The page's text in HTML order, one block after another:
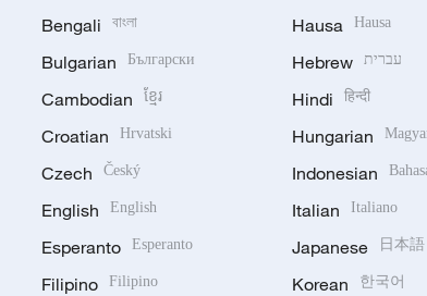
Bengali বাংলা
Bulgarian Български
Cambodian ខ្មែរ
Croatian Hrvatski
Czech Český
English English
Esperanto Esperanto
Filipino Filipino
Hausa Hausa
Hebrew עברית
Hindi हिन्दी
Hungarian
Indonesian
Italian Italiano
Japanese 日本語
Korean 한국어